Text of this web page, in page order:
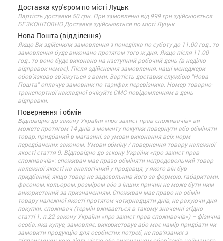
Доставка кур'єром по місті Луцьк
Вартість доставки 50 грн. При замовленні від 999 грн здійснюється
БЕЗКОШТОВНО Доставка здійснюється по місті Луцьк
Нова Пошта (відділення)
Якщо Ви здійснили замовлення з понеділка по суботу до 11.00 год., то
замовлення буде виконано протягом того ж дня. Якщо після 11.00
год., то воно буде виконано на наступний робочий день (в неділю
відправок немає). Після здійснення замовлення, наші менеджери
обов'язково зв'яжуться з вами. Вартість доставки службою "Нова
Пошта" оплачує замовник по тарифах перевізника. Номер товарно-
транспортної накладної очікуйте СМС-повідомленням в день
відправки.
Повернення і обмін
Відповідно до закону України «про захист прав споживачів» ви
можете протягом 14 днів з моменту покупки повернути або обміняти
товар, придбаний в магазині, за умови виконання всіх норм
передбачених законом. Умови обміну / повернення товару належної
якості стаття 9. Відповідно до закону України «про захист прав
споживачів»: споживач має право обміняти непродовольчий товар
належної якості на аналогічний у продавця, у якого він був
придбаний, якщо товар не задовольнив його за формою, габаритами,
фасоном, кольором, розміром або з інших причин не може бути ним
використаний за призначенням. Споживач має право на обмін
товару належної якості протягом чотирнадцяти днів, не рахуючи дня
покупки. споживач (термін вживається в такому значенні згідно
статті 1. п.22 закону України «про захист прав споживачів») – фізична
особа, яка купує, замовляє, використовує або має намір придбати чи
замовити продукцію для особистих потреб, не пов’язаних з